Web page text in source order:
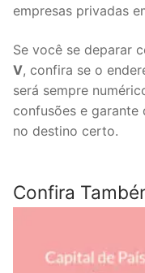
empresas privadas
Se você se deparar
V, confira se o
será sempre
confusões e garante
no destino certo.
Confira